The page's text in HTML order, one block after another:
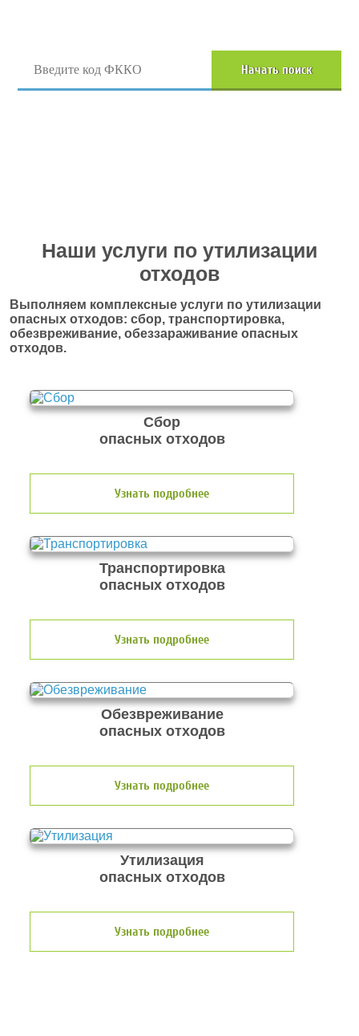
Начать поиск
Наши услуги по утилизации
отходов
Выполняем комплексные услуги по утилизации
опасных отходов: сбор, транспортировка,
обезвреживание, обеззараживание опасных
отходов.
Сбор
опасных отходов
Узнать подробнее
Транспортировка
опасных отходов
Узнать подробнее
Обезвреживание
опасных отходов
Узнать подробнее
Утилизация
опасных отходов
Узнать подробнее